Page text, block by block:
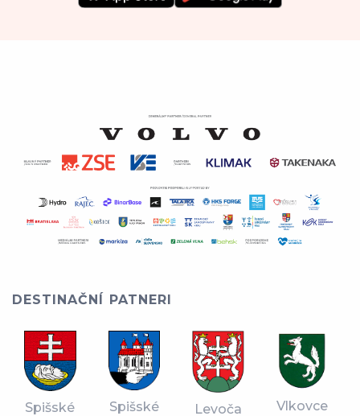
DESTINAČNÍ PATNERI
Spišské
Spišské
Levoča Vlkovce